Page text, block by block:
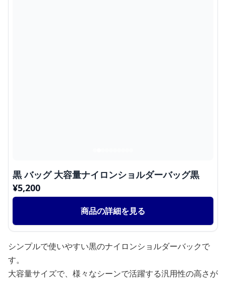
黒 バッグ 大容量ナイロンショルダーバッグ黒
¥5,200
商品の詳細を見る
シンプルで使いやすい黒のナイロンショルダーバックで
す。
大容量サイズで、様々なシーンで活躍する汎用性の高さが